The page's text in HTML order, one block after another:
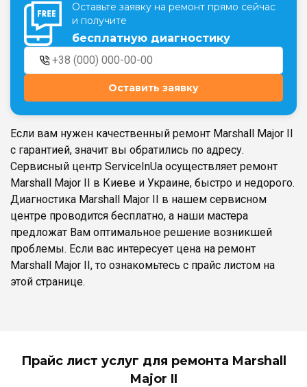
Театральная
г. Киев, ул. Крещатик 44-А
Оболонь
г. Киев, ТЦ LAKE PLAZA, ул. Героев
полка «Азов», 12
Дарница
г. Киев, Комфорт Таун, ул.
Березнева, 16, корпус 3
Оставьте заявку на ремонт прямо сейчас
и получите
бесплатную диагностику
Оставить заявку
Если вам нужен качественный ремонт Marshall Major II
с гарантией, значит вы обратились по адресу.
Сервисный центр ServiceInUa осуществляет ремонт
Marshall Major II в Киеве и Украине, быстро и недорого.
Диагностика Marshall Major II в нашем сервисном
центре проводится бесплатно, а наши мастера
предложат Вам оптимальное решение возникшей
проблемы. Если вас интересует цена на ремонт
Marshall Major II, то ознакомьтесь с прайс листом на
этой странице.
Прайс лист услуг для ремонта Marshall
Major II